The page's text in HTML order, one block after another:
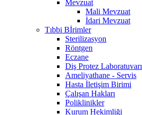
Mevzuat
Mali Mevzuat
İdari Mevzuat
Tıbbi Bİrimler
Sterilizasyon
Röntgen
Eczane
Diş Protez Laboratuvarı
Ameliyathane - Servis
Hasta İletişim Birimi
Çalışan Hakları
Poliklinikler
Kurum Hekimliği